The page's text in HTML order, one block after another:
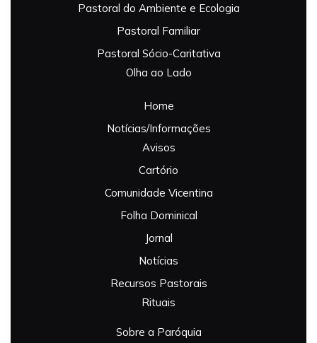
Pastoral do Ambiente e Ecologia
Pastoral Familiar
Pastoral Sócio-Caritativa
Olha ao Lado
Home
Notícias/Informações
Avisos
Cartório
Comunidade Vicentina
Folha Dominical
Jornal
Notícias
Recursos Pastorais
Rituais
Sobre a Paróquia